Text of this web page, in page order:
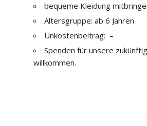
bequeme Kleidung
Altersgruppe: ab 6 Jahren
Unkostenbeitrag: –
Spenden für unsere
willkommen.